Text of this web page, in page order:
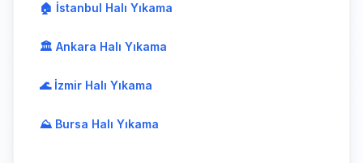
🏠 İstanbul Halı Yıkama
🏛️ Ankara Halı Yıkama
🌊 İzmir Halı Yıkama
⛰️ Bursa Halı Yıkama